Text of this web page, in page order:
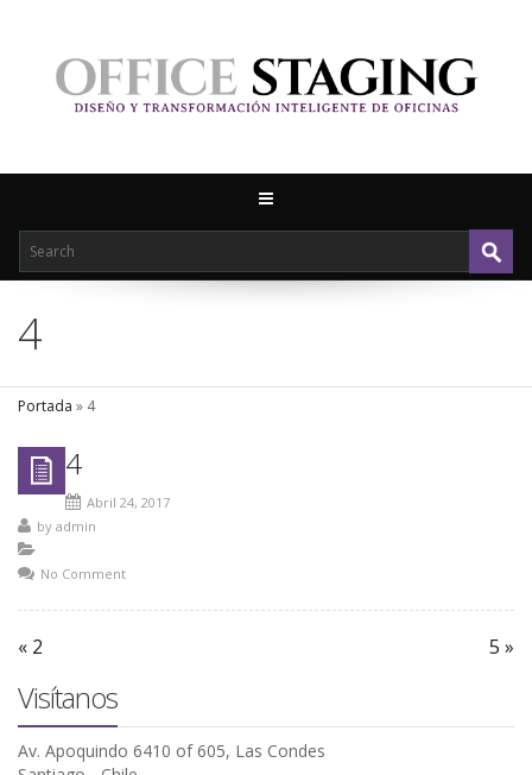
4
Portada » 4
4
Abril 24, 2017
by admin
No Comment
« 2 5 »
Visítanos
Av. Apoquindo 6410 of 605, Las Condes